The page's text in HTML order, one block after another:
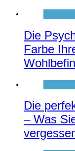
Die
Farbe
Die
– Was